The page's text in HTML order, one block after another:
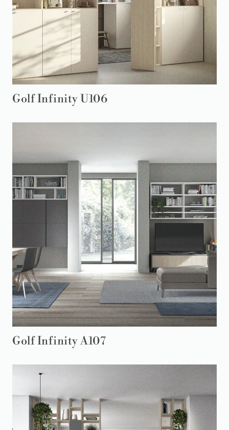
Golf Infinity U106
Golf Infinity A107